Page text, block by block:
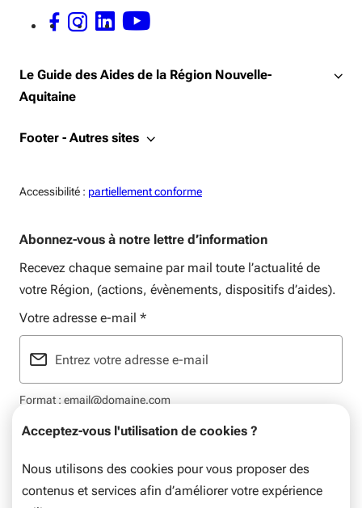
Acceptez-vous l'utilisation de cookies ?
Nous utilisons des cookies pour vous proposer des
contenus et services afin d’améliorer votre expérience
FACEBOOK - OUVERTURE DANS UNE NOUVELLE FENÊTRE
INSTAGRAM - OUVERTURE DANS UNE NOUVELLE FENÊTRE
LINKEDIN - OUVERTURE DANS UNE NOUVELLE FENÊTRE
YOUTUBE - OUVERTURE DANS UNE NOUVELLE FENÊTRE
Le Guide des Aides de la Région Nouvelle-
Aquitaine
Footer - Autres sites
Accessibilité : Accessiblité:
partiellement conforme
Abonnez-vous à notre lettre d’information
Recevez chaque semaine par mail toute l’actualité de
votre Région, (actions, évènements, dispositifs d’aides).
Votre adresse e-mail *
Format : email@domaine.com